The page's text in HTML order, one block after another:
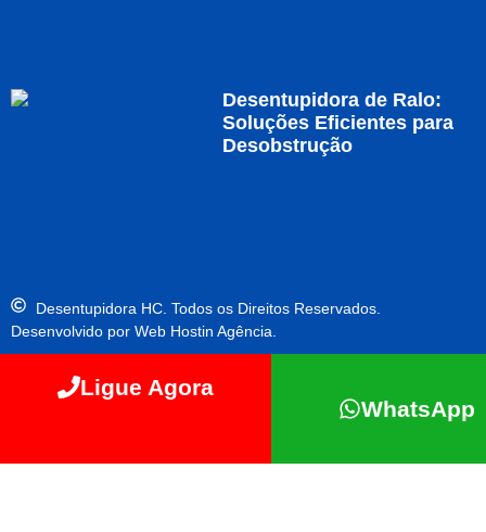
Desentupidora de Ralo:
Soluções Eficientes para
Desobstrução
Desentupidora HC. Todos os Direitos Reservados.
Desenvolvido por Web Hostin Agência.
Ligue Agora
WhatsApp